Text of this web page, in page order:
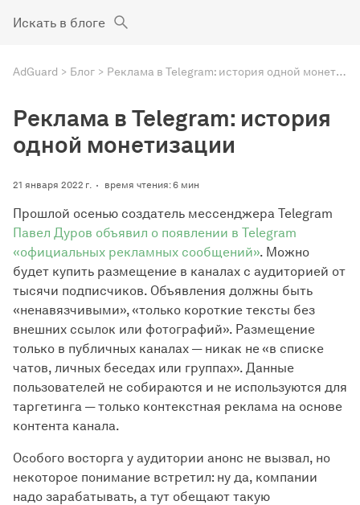
Искать в блоге
AdGuard Блог Реклама в Telegram: история одной монетизации
Реклама в Telegram: история
одной монетизации
21 января 2022 г. время чтения: 6 мин
Прошлой осенью создатель мессенджера Telegram
Павел Дуров объявил о появлении в Telegram
«официальных рекламных сообщений». Можно
будет купить размещение в каналах с аудиторией от
тысячи подписчиков. Объявления должны быть
«ненавязчивыми», «только короткие тексты без
внешних ссылок или фотографий». Размещение
только в публичных каналах — никак не «в списке
чатов, личных беседах или группах». Данные
пользователей не собираются и не используются для
таргетинга — только контекстная реклама на основе
контента канала.
Особого восторга у аудитории анонс не вызвал, но
некоторое понимание встретил: ну да, компании
надо зарабатывать, а тут обещают такую